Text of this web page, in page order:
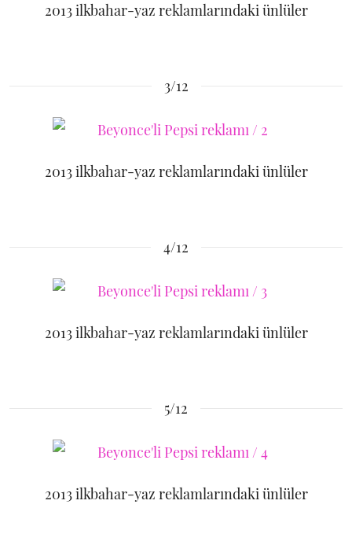
2013 ilkbahar-yaz reklamlarındaki ünlüler
3/12
2013 ilkbahar-yaz reklamlarındaki ünlüler
4/12
2013 ilkbahar-yaz reklamlarındaki ünlüler
5/12
2013 ilkbahar-yaz reklamlarındaki ünlüler